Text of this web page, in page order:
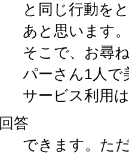
と同じ行動を
あと思います
そこで、お尋
パーさん1人で
サービス利用
回答
できます。た